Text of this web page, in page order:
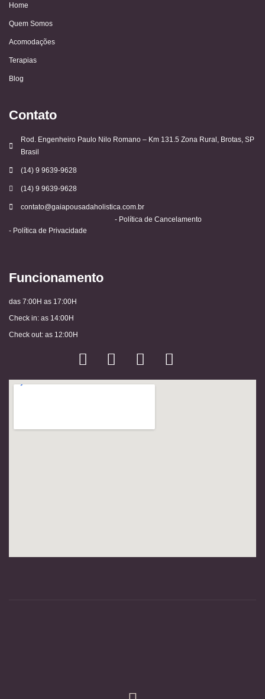
Home
Quem Somos
Acomodações
Terapias
Blog
Contato
Rod. Engenheiro Paulo Nilo Romano – Km 131.5 Zona Rural, Brotas, SP
Brasil
(14) 9 9639-9628
(14) 9 9639-9628
contato@gaiapousadaholistica.com.br
- Política de Privacidade
- Política de Cancelamento
Funcionamento
das 7:00H as 17:00H
Check in: as 14:00H
Check out: as 12:00H